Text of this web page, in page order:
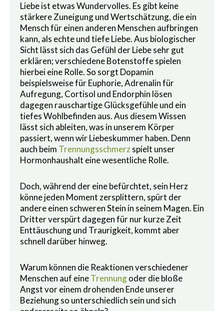
Liebe ist etwas Wundervolles. Es gibt keine
stärkere Zuneigung und Wertschätzung, die ein
Mensch für einen anderen Menschen aufbringen
kann, als echte und tiefe Liebe. Aus biologischer
Sicht lässt sich das Gefühl der Liebe sehr gut
erklären; verschiedene Botenstoffe spielen
hierbei eine Rolle. So sorgt Dopamin
beispielsweise für Euphorie, Adrenalin für
Aufregung, Cortisol und Endorphin lösen
dagegen rauschartige Glücksgefühle und ein
tiefes Wohlbefinden aus. Aus diesem Wissen
lässt sich ableiten, was in unserem Körper
passiert, wenn wir Liebeskummer haben. Denn
auch beim Trennungsschmerzspielt unser
Hormonhaushalt eine wesentliche Rolle.
Doch, während der eine befürchtet, sein Herz
könne jeden Moment zersplittern, spürt der
andere einen schweren Stein in seinem Magen. Ein
Dritter verspürt dagegen für nur kurze Zeit
Enttäuschung und Traurigkeit, kommt aber
schnell darüber hinweg.
Warum können die Reaktionen verschiedener
Menschen auf eineTrennungoder die bloße
Angst vor einem drohenden Ende unserer
Beziehung so unterschiedlich sein und sich